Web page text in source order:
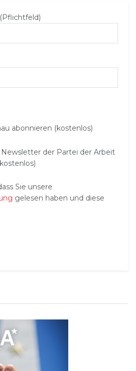
abonnieren (kostenlos)
der Partei der Arbeit
Sie unsere
gelesen haben und diese